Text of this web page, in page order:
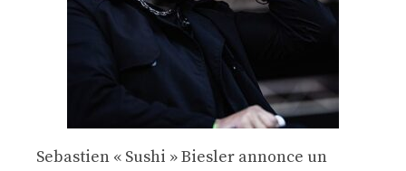
Sebastien « Sushi » Biesler annonce un